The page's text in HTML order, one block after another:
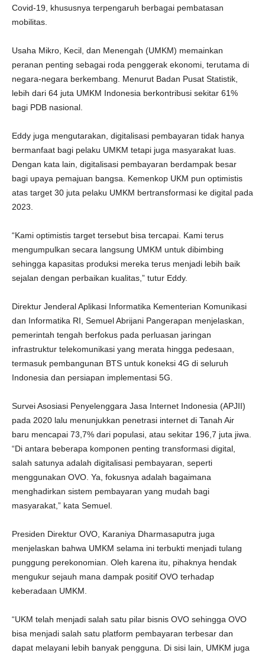
Covid-19, khususnya terpengaruh berbagai pembatasan
mobilitas.
Usaha Mikro, Kecil, dan Menengah (UMKM) memainkan
peranan penting sebagai roda penggerak ekonomi, terutama di
negara-negara berkembang. Menurut Badan Pusat Statistik,
lebih dari 64 juta UMKM Indonesia berkontribusi sekitar 61%
bagi PDB nasional.
Eddy juga mengutarakan, digitalisasi pembayaran tidak hanya
bermanfaat bagi pelaku UMKM tetapi juga masyarakat luas.
Dengan kata lain, digitalisasi pembayaran berdampak besar
bagi upaya pemajuan bangsa. Kemenkop UKM pun optimistis
atas target 30 juta pelaku UMKM bertransformasi ke digital pada
2023.
“Kami optimistis target tersebut bisa tercapai. Kami terus
mengumpulkan secara langsung UMKM untuk dibimbing
sehingga kapasitas produksi mereka terus menjadi lebih baik
sejalan dengan perbaikan kualitas,” tutur Eddy.
Direktur Jenderal Aplikasi Informatika Kementerian Komunikasi
dan Informatika RI, Semuel Abrijani Pangerapan menjelaskan,
pemerintah tengah berfokus pada perluasan jaringan
infrastruktur telekomunikasi yang merata hingga pedesaan,
termasuk pembangunan BTS untuk koneksi 4G di seluruh
Indonesia dan persiapan implementasi 5G.
Survei Asosiasi Penyelenggara Jasa Internet Indonesia (APJII)
pada 2020 lalu menunjukkan penetrasi internet di Tanah Air
baru mencapai 73,7% dari populasi, atau sekitar 196,7 juta jiwa.
“Di antara beberapa komponen penting transformasi digital,
salah satunya adalah digitalisasi pembayaran, seperti
menggunakan OVO. Ya, fokusnya adalah bagaimana
menghadirkan sistem pembayaran yang mudah bagi
masyarakat,” kata Semuel.
Presiden Direktur OVO, Karaniya Dharmasaputra juga
menjelaskan bahwa UMKM selama ini terbukti menjadi tulang
punggung perekonomian. Oleh karena itu, pihaknya hendak
mengukur sejauh mana dampak positif OVO terhadap
keberadaan UMKM.
“UKM telah menjadi salah satu pilar bisnis OVO sehingga OVO
bisa menjadi salah satu platform pembayaran terbesar dan
dapat melayani lebih banyak pengguna. Di sisi lain, UMKM juga